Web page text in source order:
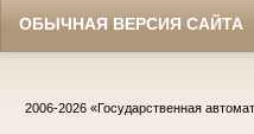
ОБЫЧНАЯ ВЕРСИЯ САЙТА
2006-2026 «Государственная